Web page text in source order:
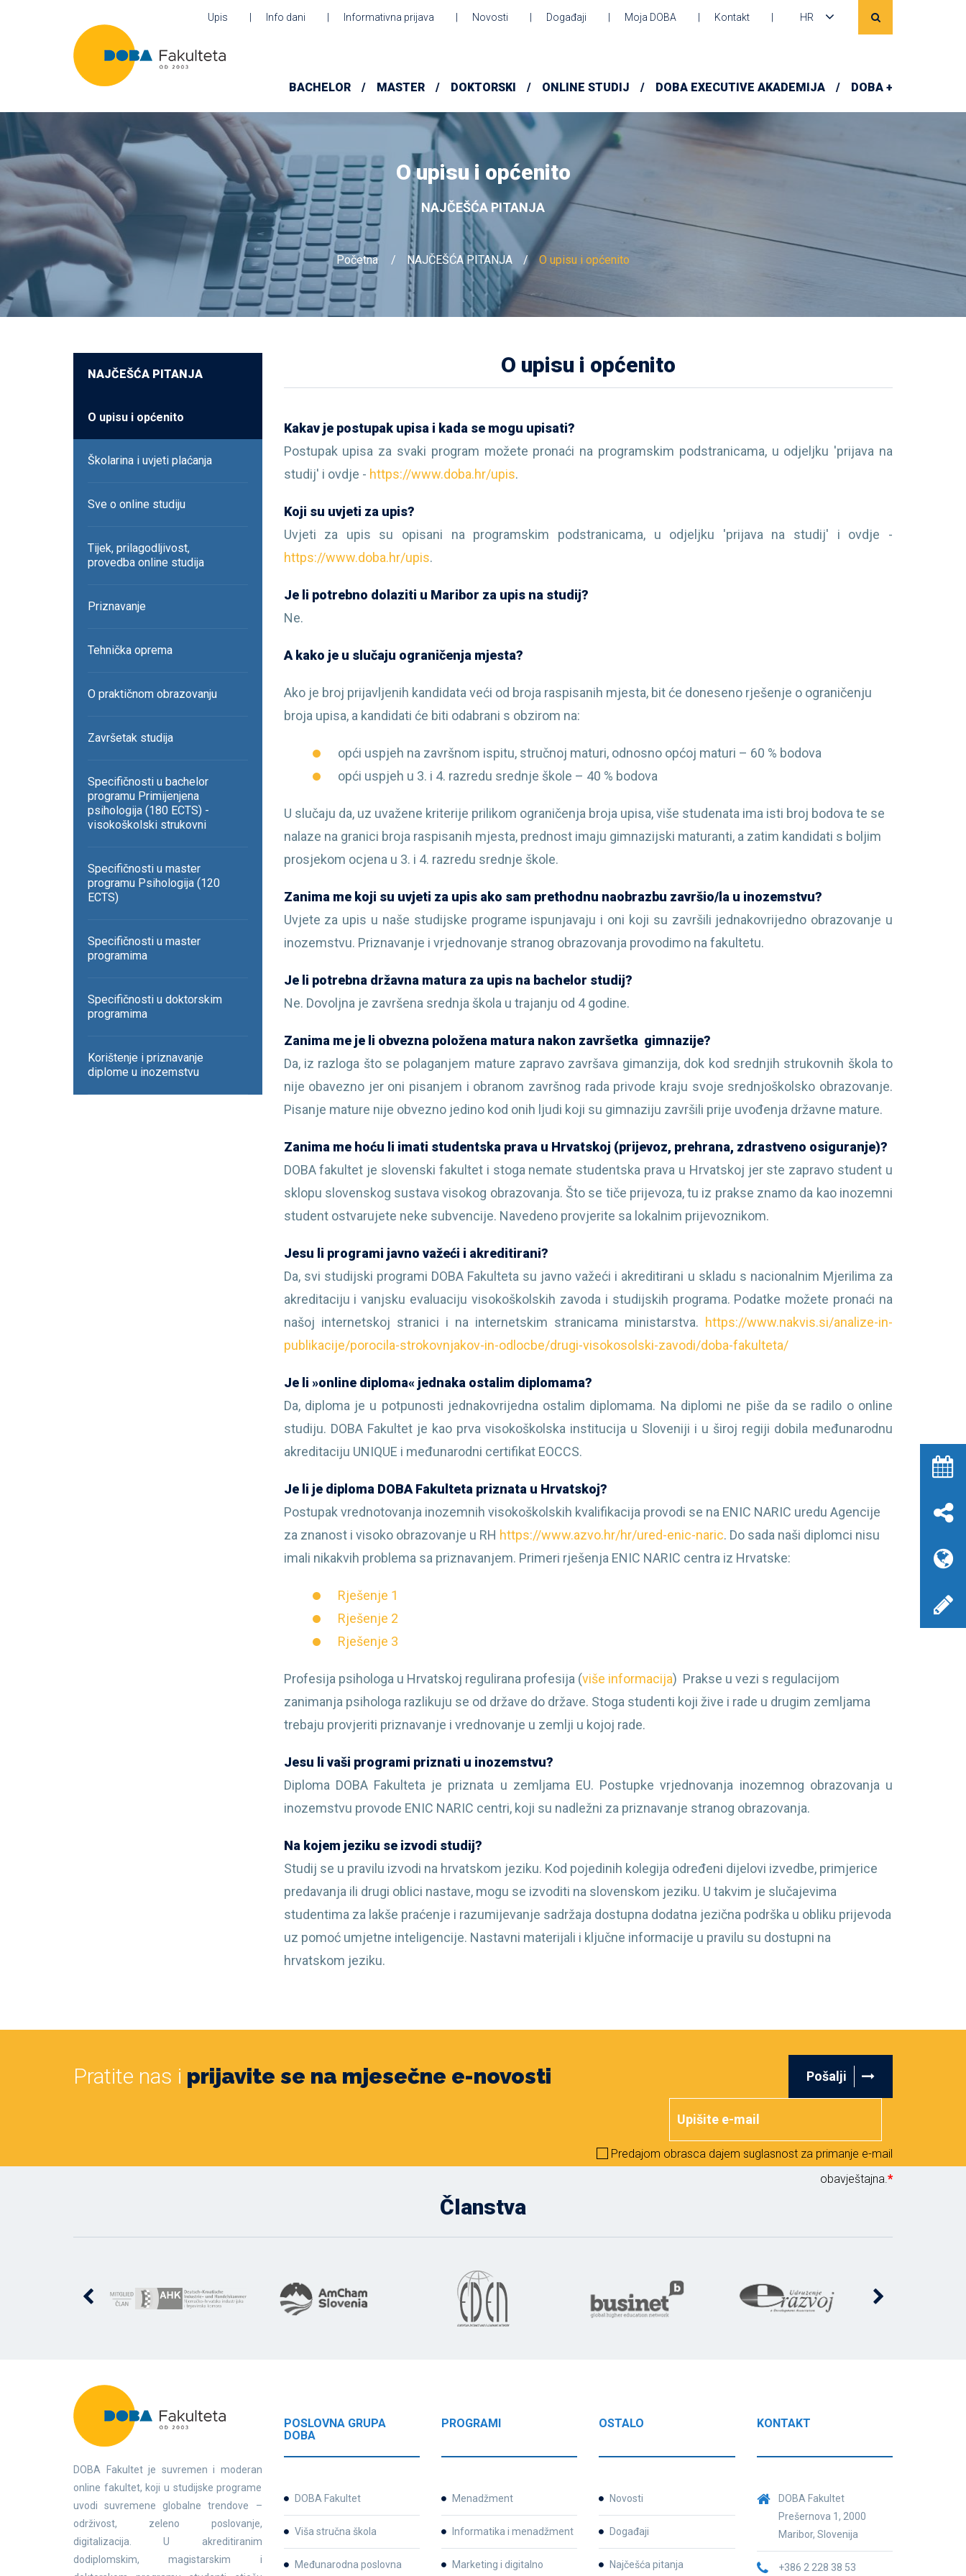
Upis Info dani Informativna prijava Novosti Događaji Moja DOBA Kontakt HR
BACHELOR MASTER DOKTORSKI ONLINE STUDIJ DOBA EXECUTIVE AKADEMIJA DOBA +
O upisu i općenito
NAJČEŠĆA PITANJA
Početna NAJČEŠĆA PITANJA O upisu i općenito
NAJČEŠĆA PITANJA
O upisu i općenito
Školarina i uvjeti plaćanja
Sve o online studiju
Tijek, prilagodljivost,
provedba online studija
Priznavanje
Tehnička oprema
O praktičnom obrazovanju
Završetak studija
Specifičnosti u bachelor
programu Primijenjena
psihologija (180 ECTS) -
visokoškolski strukovni
Specifičnosti u master
programu Psihologija (120
ECTS)
Specifičnosti u master
programima
Specifičnosti u doktorskim
programima
Korištenje i priznavanje
diplome u inozemstvu
O upisu i općenito
Kakav je postupak upisa i kada se mogu upisati?
Postupak upisa za svaki program možete pronaći na programskim podstranicama, u odjeljku 'prijava na
studij' i ovdje - https://www.doba.hr/upis.
Koji su uvjeti za upis?
Uvjeti za upis su opisani na programskim podstranicama, u odjeljku 'prijava na studij' i ovdje -
https://www.doba.hr/upis.
Je li potrebno dolaziti u Maribor za upis na studij?
Ne.
A kako je u slučaju ograničenja mjesta?
Ako je broj prijavljenih kandidata veći od broja raspisanih mjesta, bit će doneseno rješenje o ograničenju
broja upisa, a kandidati će biti odabrani s obzirom na:
opći uspjeh na završnom ispitu, stručnoj maturi, odnosno općoj maturi – 60 % bodova
opći uspjeh u 3. i 4. razredu srednje škole – 40 % bodova
U slučaju da, uz uvažene kriterije prilikom ograničenja broja upisa, više studenata ima isti broj bodova te se
nalaze na granici broja raspisanih mjesta, prednost imaju gimnazijski maturanti, a zatim kandidati s boljim
prosjekom ocjena u 3. i 4. razredu srednje škole.
Zanima me koji su uvjeti za upis ako sam prethodnu naobrazbu završio/la u inozemstvu?
Uvjete za upis u naše studijske programe ispunjavaju i oni koji su završili jednakovrijedno obrazovanje u
inozemstvu. Priznavanje i vrjednovanje stranog obrazovanja provodimo na fakultetu.
Je li potrebna državna matura za upis na bachelor studij?
Ne. Dovoljna je završena srednja škola u trajanju od 4 godine.
Zanima me je li obvezna položena matura nakon završetka gimnazije?
Da, iz razloga što se polaganjem mature zapravo završava gimanzija, dok kod srednjih strukovnih škola to
nije obavezno jer oni pisanjem i obranom završnog rada privode kraju svoje srednjoškolsko obrazovanje.
Pisanje mature nije obvezno jedino kod onih ljudi koji su gimnaziju završili prije uvođenja državne mature.
Zanima me hoću li imati studentska prava u Hrvatskoj (prijevoz, prehrana, zdrastveno osiguranje)?
DOBA fakultet je slovenski fakultet i stoga nemate studentska prava u Hrvatskoj jer ste zapravo student u
sklopu slovenskog sustava visokog obrazovanja. Što se tiče prijevoza, tu iz prakse znamo da kao inozemni
student ostvarujete neke subvencije. Navedeno provjerite sa lokalnim prijevoznikom.
Jesu li programi javno važeći i akreditirani?
Da, svi studijski programi DOBA Fakulteta su javno važeći i akreditirani u skladu s nacionalnim Mjerilima za
akreditaciju i vanjsku evaluaciju visokoškolskih zavoda i studijskih programa. Podatke možete pronaći na
našoj internetskoj stranici i na internetskim stranicama ministarstva. https://www.nakvis.si/analize-in-
publikacije/porocila-strokovnjakov-in-odlocbe/drugi-visokosolski-zavodi/doba-fakulteta/
Je li »online diploma« jednaka ostalim diplomama?
Da, diploma je u potpunosti jednakovrijedna ostalim diplomama. Na diplomi ne piše da se radilo o online
studiju. DOBA Fakultet je kao prva visokoškolska institucija u Sloveniji i u široj regiji dobila međunarodnu
akreditaciju UNIQUE i međunarodni certifikat EOCCS.
Je li je diploma DOBA Fakulteta priznata u Hrvatskoj?
Postupak vrednotovanja inozemnih visokoškolskih kvalifikacija provodi se na ENIC NARIC uredu Agencije
za znanost i visoko obrazovanje u RH https://www.azvo.hr/hr/ured-enic-naric. Do sada naši diplomci nisu
imali nikakvih problema sa priznavanjem. Primeri rješenja ENIC NARIC centra iz Hrvatske:
Rješenje 1
Rješenje 2
Rješenje 3
Profesija psihologa u Hrvatskoj regulirana profesija (više informacija) Prakse u vezi s regulacijom
zanimanja psihologa razlikuju se od države do države. Stoga studenti koji žive i rade u drugim zemljama
trebaju provjeriti priznavanje i vrednovanje u zemlji u kojoj rade.
Jesu li vaši programi priznati u inozemstvu?
Diploma DOBA Fakulteta je priznata u zemljama EU. Postupke vrjednovanja inozemnog obrazovanja u
inozemstvu provode ENIC NARIC centri, koji su nadležni za priznavanje stranog obrazovanja.
Na kojem jeziku se izvodi studij?
Studij se u pravilu izvodi na hrvatskom jeziku. Kod pojedinih kolegija određeni dijelovi izvedbe, primjerice
predavanja ili drugi oblici nastave, mogu se izvoditi na slovenskom jeziku. U takvim je slučajevima
studentima za lakše praćenje i razumijevanje sadržaja dostupna dodatna jezična podrška u obliku prijevoda
uz pomoć umjetne inteligencije. Nastavni materijali i ključne informacije u pravilu su dostupni na
hrvatskom jeziku.
Pratite nas i prijavite se na mjesečne e-novosti Pošalji
Predajom obrasca dajem suglasnost za primanje e-mail
obavještajna.*
Članstva
DOBA Fakultet je suvremen i moderan
online fakultet, koji u studijske programe
uvodi suvremene globalne trendove –
održivost, zeleno poslovanje,
digitalizacija. U akreditiranim
dodiplomskim, magistarskim i
POSLOVNA GRUPA
DOBA
DOBA Fakultet
Viša stručna škola
Međunarodna poslovna
PROGRAMI
Menadžment
Informatika i menadžment
Marketing i digitalno
OSTALO
Novosti
Događaji
Najčešća pitanja
KONTAKT
DOBA Fakultet
Prešernova 1, 2000
Maribor, Slovenija
+386 2 228 38 53